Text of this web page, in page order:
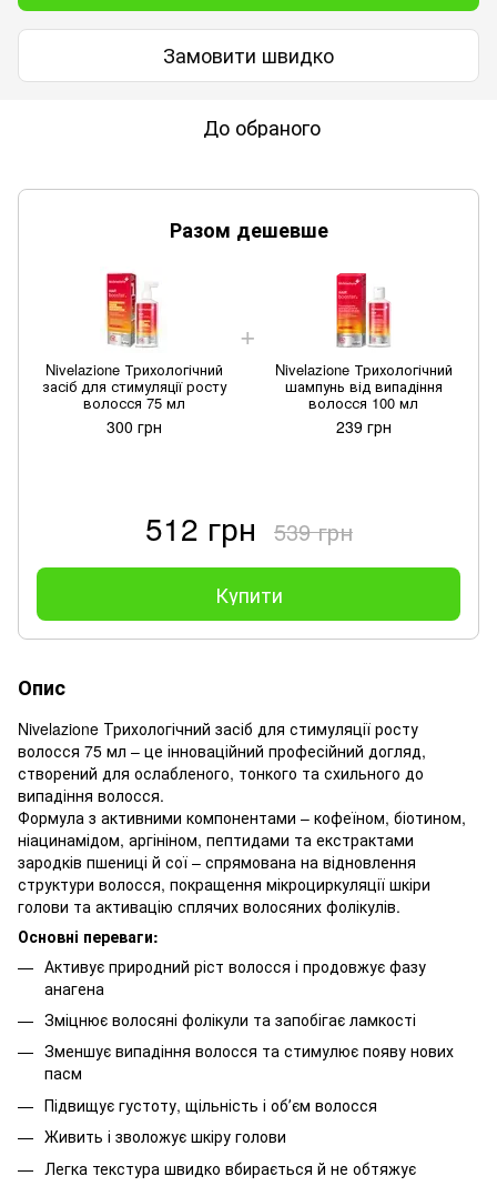
Замовити швидко
До обраного
Разом дешевше
Nivelazione Трихологічний
засіб для стимуляції росту
волосся 75 мл
300 грн
Nivelazione Трихологічний
шампунь від випадіння
волосся 100 мл
239 грн
512 грн 539 грн
Купити
Опис
Nivelazione Трихологічний засіб для стимуляції росту
волосся 75 мл – це інноваційний професійний догляд,
створений для ослабленого, тонкого та схильного до
випадіння волосся.
Формула з активними компонентами – кофеїном, біотином,
ніацинамідом, аргініном, пептидами та екстрактами
зародків пшениці й сої – спрямована на відновлення
структури волосся, покращення мікроциркуляції шкіри
голови та активацію сплячих волосяних фолікулів.
Основні переваги:
Активує природний ріст волосся і продовжує фазу
анагена
Зміцнює волосяні фолікули та запобігає ламкості
Зменшує випадіння волосся та стимулює появу нових
пасм
Підвищує густоту, щільність і обʼєм волосся
Живить і зволожує шкіру голови
Легка текстура швидко вбирається й не обтяжує